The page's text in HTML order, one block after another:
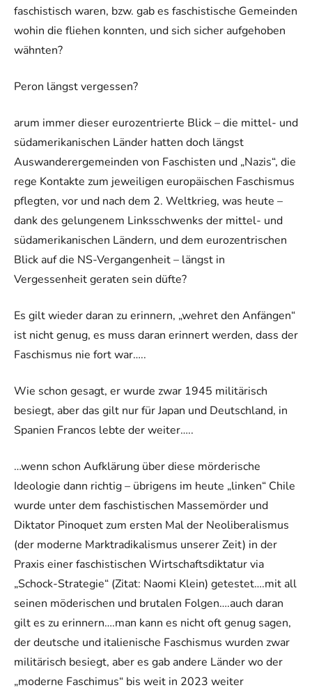
faschistisch waren, bzw. gab es faschistische Gemeinden
wohin die fliehen konnten, und sich sicher aufgehoben
wähnten?
Peron längst vergessen?
arum immer dieser eurozentrierte Blick – die mittel- und
südamerikanischen Länder hatten doch längst
Auswanderergemeinden von Faschisten und „Nazis“, die
rege Kontakte zum jeweiligen europäischen Faschismus
pflegten, vor und nach dem 2. Weltkrieg, was heute –
dank des gelungenem Linksschwenks der mittel- und
südamerikanischen Ländern, und dem eurozentrischen
Blick auf die NS-Vergangenheit – längst in
Vergessenheit geraten sein düfte?
Es gilt wieder daran zu erinnern, „wehret den Anfängen“
ist nicht genug, es muss daran erinnert werden, dass der
Faschismus nie fort war…..
Wie schon gesagt, er wurde zwar 1945 militärisch
besiegt, aber das gilt nur für Japan und Deutschland, in
Spanien Francos lebte der weiter…..
…wenn schon Aufklärung über diese mörderische
Ideologie dann richtig – übrigens im heute „linken“ Chile
wurde unter dem faschistischen Massemörder und
Diktator Pinoquet zum ersten Mal der Neoliberalismus
(der moderne Marktradikalismus unserer Zeit) in der
Praxis einer faschistischen Wirtschaftsdiktatur via
„Schock-Strategie“ (Zitat: Naomi Klein) getestet….mit all
seinen möderischen und brutalen Folgen….auch daran
gilt es zu erinnern….man kann es nicht oft genug sagen,
der deutsche und italienische Faschismus wurden zwar
militärisch besiegt, aber es gab andere Länder wo der
„moderne Faschimus“ bis weit in 2023 weiter